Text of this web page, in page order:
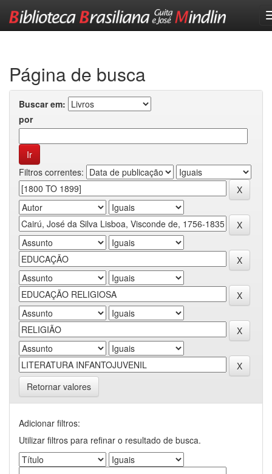
Página de busca
Buscar em:
por
Filtros correntes:
Retornar valores
Adicionar filtros:
Utilizar filtros para refinar o resultado de busca.